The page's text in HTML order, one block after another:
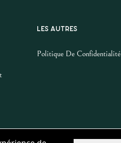
LES AUTRES
Politique De Confidentialité